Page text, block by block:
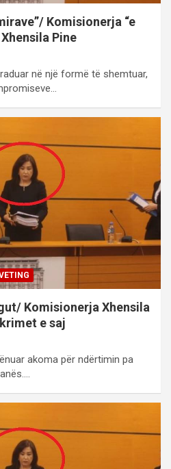
Komisionerja “e
Pine
në një formë të shemtuar,
Komisionerja Xhensila
e saj
akoma për ndërtimin pa